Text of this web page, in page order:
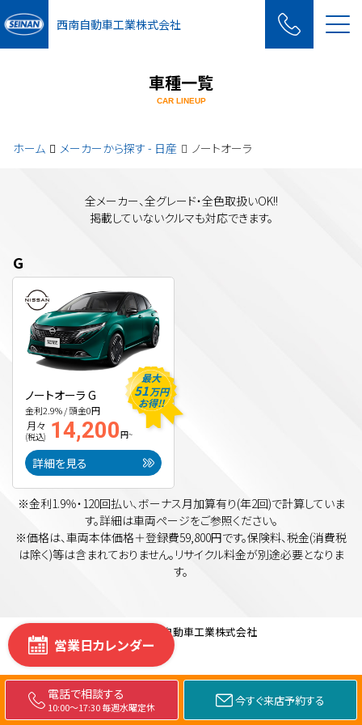
西南自動車工業株式会社
CAR LINEUP
車種一覧
ホーム メーカーから探す - 日産 ノートオーラ
全メーカー、全グレード・全色取扱いOK!!
掲載していないクルマも対応できます。
G
最大
51 万円
お得!!
ノートオーラ G
金利2.9% / 頭金0円
月々
(税込) 14,200円~
詳細を見る
※金利1.9％・120回払い、ボーナス月加算有り(年2回)で計算していま
す。詳細は車両ページをご参照ください。
※価格は、車両本体価格＋登録費59,800円です。保険料、税金(消費税
は除く)等は含まれておりません。リサイクル料金が別途必要となりま
す。
西南自動車工業株式会社
電話で相談する
10:00～17:30 毎週水曜定休 今すぐ来店予約する
営業日カレンダー
車